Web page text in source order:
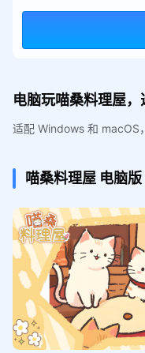
电脑玩喵桑料理屋
适配 Windows 和 macOS
喵桑料理屋 电脑版